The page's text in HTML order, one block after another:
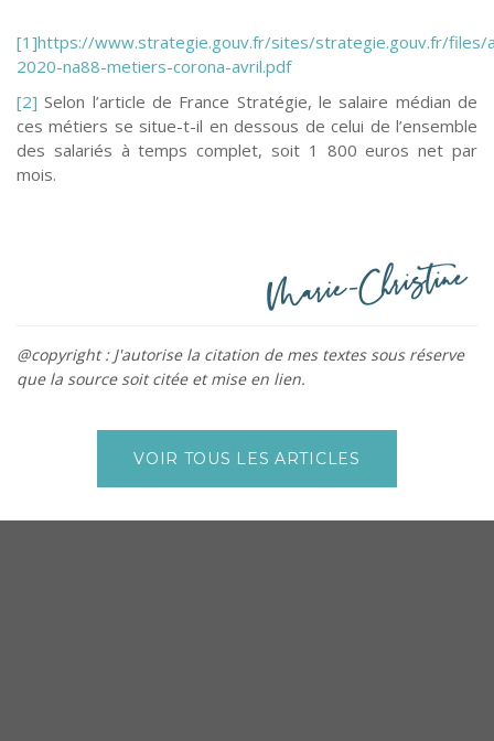
[1]https://www.strategie.gouv.fr/sites/strategie.gouv.fr/
2020-na88-metiers-corona-avril.pdf
[2] Selon l’article de France Stratégie, le salaire médian de
ces métiers se situe-t-il en dessous de celui de l’ensemble
des salariés à temps complet, soit 1 800 euros net par
mois.
@copyright : J'autorise la citation de mes textes sous réserve
que la source soit citée et mise en lien.
VOIR TOUS LES ARTICLES